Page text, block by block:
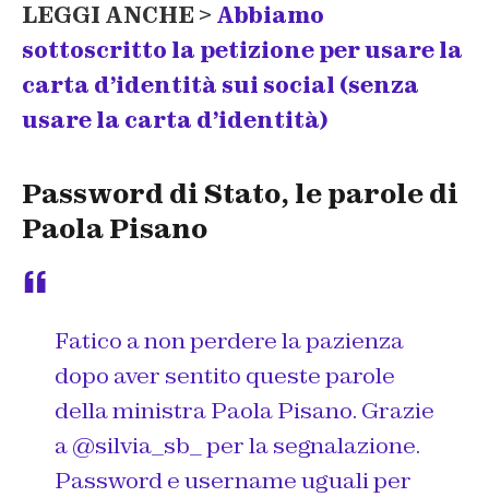
LEGGI ANCHE > Abbiamo
sottoscritto la petizione per usare la
carta d’identità sui social (senza
usare la carta d’identità)
Password di Stato, le parole di
Paola Pisano
Fatico a non perdere la pazienza
dopo aver sentito queste parole
della ministra Paola Pisano. Grazie
a@silvia_sb_
per la segnalazione.
Password e username uguali per